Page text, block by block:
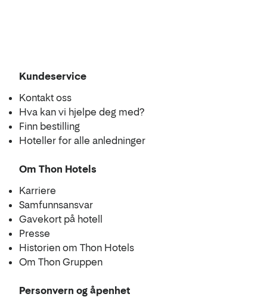
Kundeservice
Kontakt oss
Hva kan vi hjelpe deg med?
Finn bestilling
Hoteller for alle anledninger
Om Thon Hotels
Karriere
Samfunnsansvar
Gavekort på hotell
Presse
Historien om Thon Hotels
Om Thon Gruppen
Personvern og åpenhet